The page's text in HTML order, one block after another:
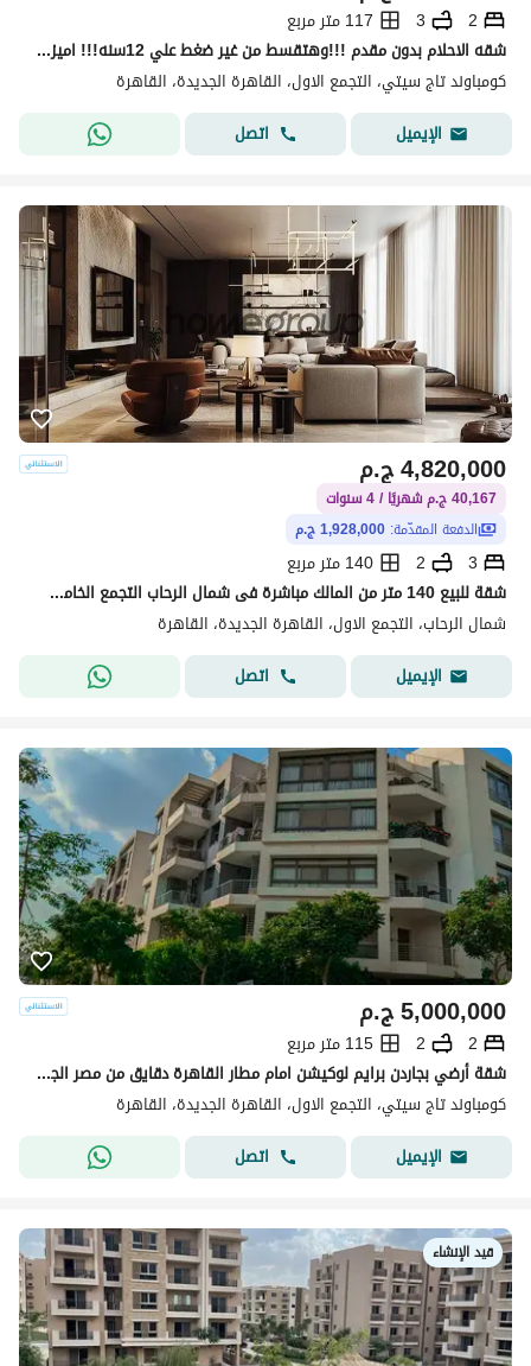
2
3
117 متر مربع
شقه الاحلام بدون مقدم !!!وهتقسط من غير ضغط علي 12سنه!!! اميز شقه في اميز لوكيشن باميز فيو في الكمبوند اوفر مش هيتكرر والسعر لقطه
كومباوند تاج سيتي، التجمع الاول، القاهرة الجديدة، القاهرة
الإيميل
اتصل
ج.م4,820,000
40,167 ج.م شهريًا / 4 سنوات
الدفعة المقدّمة: 1,928,000 ج.م
3
2
140 متر مربع
شقة للبيع 140 متر من المالك مباشرة فى شمال الرحاب التجمع الخامس استلام فورى
شمال الرحاب، التجمع الاول، القاهرة الجديدة، القاهرة
الإيميل
اتصل
ج.م5,000,000
2
2
115 متر مربع
شقة أرضي بجاردن برايم لوكيشن امام مطار القاهرة دقايق من مصر الجديدة بفيو لاندسكيب بحري بالكامل
كومباوند تاج سيتي، التجمع الاول، القاهرة الجديدة، القاهرة
الإيميل
اتصل
قيد الإنشاء